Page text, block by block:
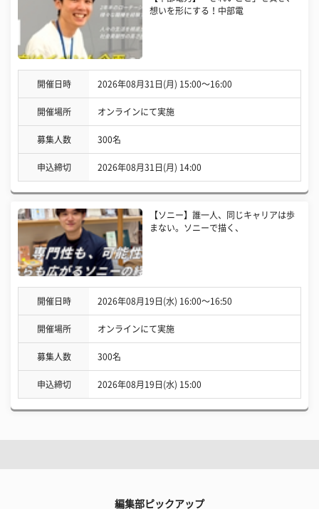
想いを形にする！中部電
開催日時 2026年08月31日(月) 15:00〜16:00
開催場所 オンラインにて実施
募集人数 300名
申込締切 2026年08月31日(月) 14:00
【ソニー】誰一人、同じキャリアは歩
まない。ソニーで描く、
開催日時 2026年08月19日(水) 16:00〜16:50
開催場所 オンラインにて実施
募集人数 300名
申込締切 2026年08月19日(水) 15:00
編集部ピックアップ